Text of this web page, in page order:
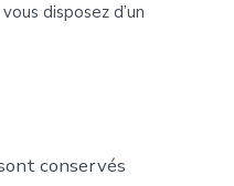
disposez d’un
conservés